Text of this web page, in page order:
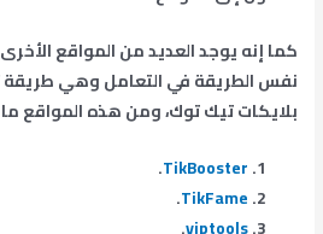
كما إنه يوجد العديد من المواقع
نفس الطريقة في التعامل وهي طريقة
بلايكات تيك توك، ومن هذه المواقع
TikBooster
.
TikFame
.
viptools
.